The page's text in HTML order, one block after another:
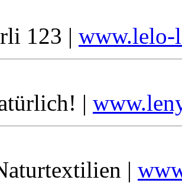
123 | www.lelo-
|
|